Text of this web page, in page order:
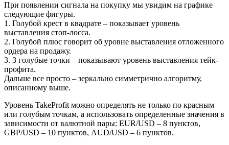
При появлении сигнала на покупку мы увидим на графике
следующие фигуры.
1. Голубой крест в квадрате – показывает уровень
выставления стоп-лосса.
2. Голубой плюс говорит об уровне выставления отложенного
ордера на продажу.
3. 3 голубые точки – показывают уровень выставления тейк-
профита.
Дальше все просто – зеркально симметрично алгоритму,
описанному выше.
Уровень TakeProfit можно определять не только по красным
или голубым точкам, а использовать определенные значения в
зависимости от валютной пары: EUR/USD – 8 пунктов,
GBP/USD – 10 пунктов, AUD/USD – 6 пунктов.